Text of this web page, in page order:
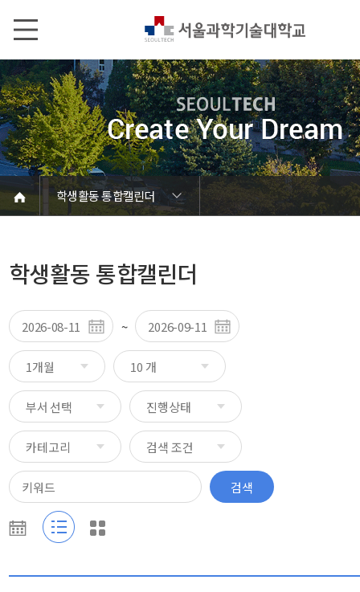
학생활동 통합캘린더
학사일정
학사안내
ST나눔공헌단
병무·예비군
장학제도
등록제도
학생지원
시설이용
학생활동 통합캘린더
학생활동 통합캘린더
~